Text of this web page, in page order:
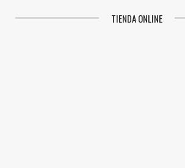
TIENDA ONLINE